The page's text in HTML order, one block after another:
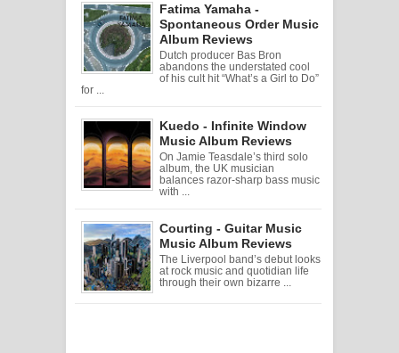
Fatima Yamaha -
Spontaneous Order Music
Album Reviews
Dutch producer Bas Bron
abandons the understated cool
of his cult hit “What’s a Girl to Do”
for ...
Kuedo - Infinite Window
Music Album Reviews
On Jamie Teasdale’s third solo
album, the UK musician
balances razor-sharp bass music
with ...
Courting - Guitar Music
Music Album Reviews
The Liverpool band’s debut looks
at rock music and quotidian life
through their own bizarre ...